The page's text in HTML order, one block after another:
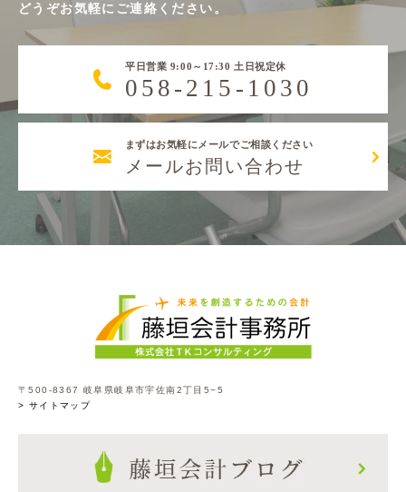
どうぞお気軽にご連絡ください。
平日営業 9:00～17:30 土日祝定休
058-215-1030
まずはお気軽にメールでご相談ください
メールお問い合わせ
〒500-8367 岐阜県岐阜市宇佐南2丁目5−5
> サイトマップ